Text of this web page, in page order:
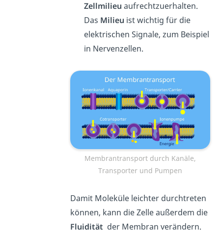
Zellmilieu aufrechtzuerhalten.
Das Milieu ist wichtig für die
elektrischen Signale, zum Beispiel
in Nervenzellen.
Membrantransport durch Kanäle,
Transporter und Pumpen
Damit Moleküle leichter durchtreten
können, kann die Zelle außerdem die
Fluidität der Membran verändern.